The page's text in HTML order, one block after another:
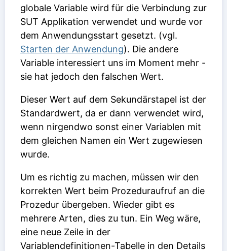
globale Variable wird für die Verbindung zur
SUT Applikation verwendet und wurde vor
dem Anwendungsstart gesetzt. (vgl.
Starten der Anwendung). Die andere
Variable interessiert uns im Moment mehr -
sie hat jedoch den falschen Wert.
Dieser Wert auf dem Sekundärstapel ist der
Standardwert, da er dann verwendet wird,
wenn nirgendwo sonst einer Variablen mit
dem gleichen Namen ein Wert zugewiesen
wurde.
Um es richtig zu machen, müssen wir den
korrekten Wert beim Prozeduraufruf an die
Prozedur übergeben. Wieder gibt es
mehrere Arten, dies zu tun. Ein Weg wäre,
eine neue Zeile in der
Variablendefinitionen-Tabelle in den Details